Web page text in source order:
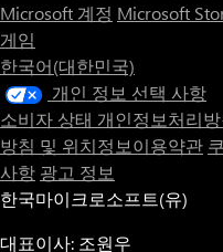
Microsoft 계정 Microsoft
게임
한국어(대한민국)
개인 정보 선택 사항
소비자 상태 개인정보처리방
방침 및 위치정보이용약관
사항 광고 정보
한국마이크로소프트(유)
대표이사: 조원우